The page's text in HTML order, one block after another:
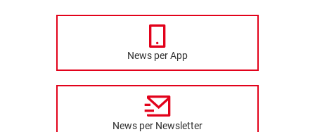
News per App
News per Newsletter